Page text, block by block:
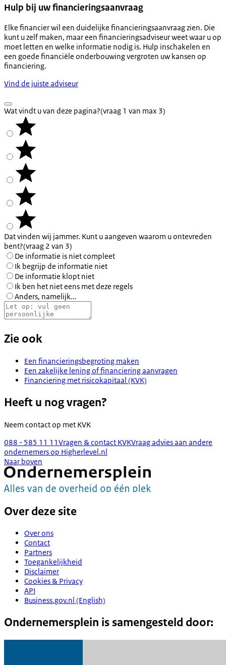
Hulp bij uw financieringsaanvraag
Elke financier wil een duidelijke financieringsaanvraag zien. Die
kunt u zelf maken, maar een financieringsadviseur weet waar u op
moet letten en welke informatie nodig is. Hulp inschakelen en
een goede financiële onderbouwing vergroten uw kansen op
financiering.
Vind de juiste adviseur
Wat vindt u van deze pagina?(vraag 1 van max 3)
Dat vinden wij jammer. Kunt u aangeven waarom u ontevreden
bent?(vraag 2 van 3)
De informatie is niet compleet
Ik begrijp de informatie niet
De informatie klopt niet
Ik ben het niet eens met deze regels
Anders, namelijk...
Zie ook
Een financieringsbegroting maken
Een zakelijke lening of financiering aanvragen
Financiering met risicokapitaal (KVK)
Heeft u nog vragen?
Neem contact op met KVK
088 - 585 11 11Vragen & contact KVKVraag advies aan andere
ondernemers op Higherlevel.nl
Naar boven
Over deze site
Over ons
Contact
Partners
Toegankelijkheid
Disclaimer
Cookies & Privacy
API
Business.gov.nl (English)
Ondernemersplein is samengesteld door: